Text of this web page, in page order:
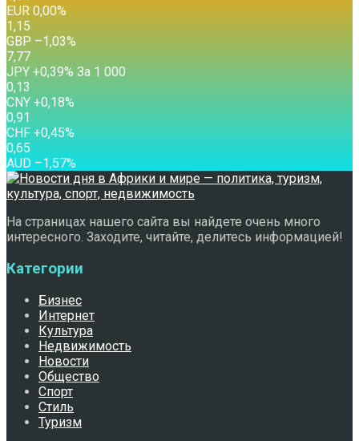
EUR 0,00%
1,15
GBP –1,03%
7,77
JPY +0,39% За 1 000
0,13
CNY +0,18%
0,91
CHF +0,45%
0,65
AUD –1,57%
На страницах нашего сайта вы найдете очень много
интересного. Заходите, читайте, делитесь информацией!
Категории
Бизнес
Интернет
Культура
Недвижимость
Новости
Общество
Спорт
Стиль
Туризм